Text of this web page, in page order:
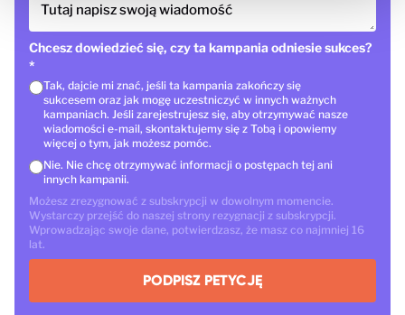
Tutaj napisz swoją wiadomość
Chcesz dowiedzieć się, czy ta kampania odniesie sukces?
*
Tak, dajcie mi znać, jeśli ta kampania zakończy się
sukcesem oraz jak mogę uczestniczyć w innych ważnych
kampaniach. Jeśli zarejestrujesz się, aby otrzymywać nasze
wiadomości e-mail, skontaktujemy się z Tobą i opowiemy
więcej o tym, jak możesz pomóc.
Nie. Nie chcę otrzymywać informacji o postępach tej ani
innych kampanii.
Możesz zrezygnować z subskrypcji w dowolnym momencie.
Wystarczy przejść do naszej strony rezygnacji z subskrypcji.
Wprowadzając swoje dane, potwierdzasz, że masz co najmniej 16
lat.
PODPISZ PETYCJĘ